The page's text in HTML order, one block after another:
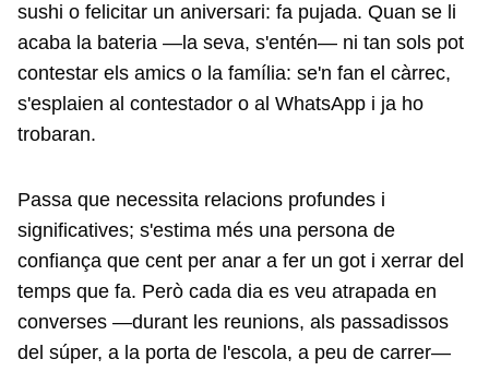
sushi o felicitar un aniversari: fa pujada. Quan se li
acaba la bateria —la seva, s'entén— ni tan sols pot
contestar els amics o la família: se'n fan el càrrec,
s'esplaien al contestador o al WhatsApp i ja ho
trobaran.
Passa que necessita relacions profundes i
significatives; s'estima més una persona de
confiança que cent per anar a fer un got i xerrar del
temps que fa. Però cada dia es veu atrapada en
converses —durant les reunions, als passadissos
del súper, a la porta de l'escola, a peu de carrer—